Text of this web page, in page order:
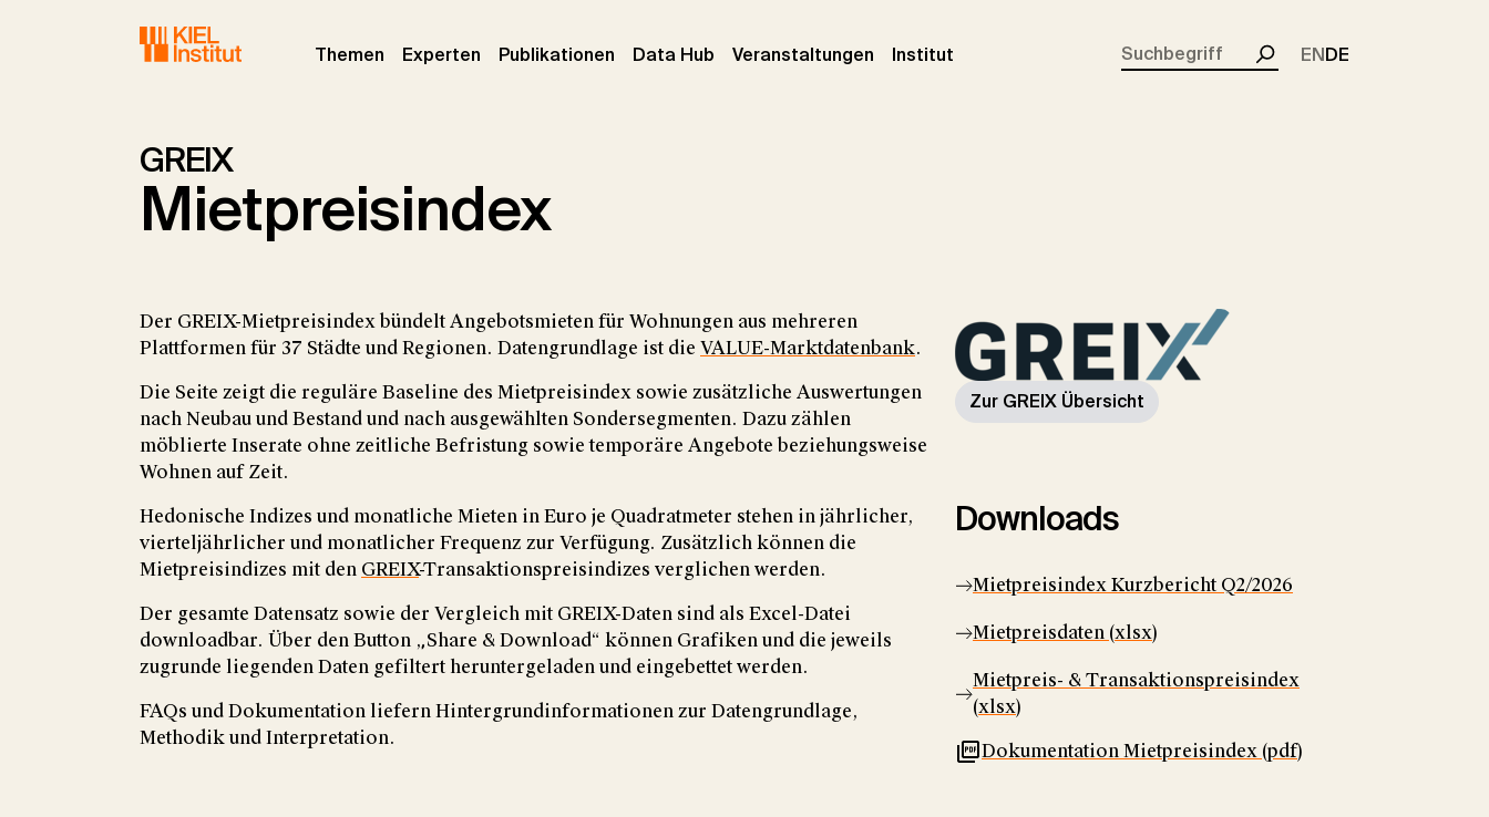
Themen (current)
Experten (current)
Publikationen (current)
Data Hub Veranstaltungen (current)
Institut
Suchen
ENDE
GREIX
Mietpreisindex
Der GREIX-Mietpreisindex bündelt Angebotsmieten für Wohnungen aus mehreren
Plattformen für 37 Städte und Regionen. Datengrundlage ist die VALUE-Marktdatenbank.
Die Seite zeigt die reguläre Baseline des Mietpreisindex sowie zusätzliche Auswertungen
nach Neubau und Bestand und nach ausgewählten Sondersegmenten. Dazu zählen
möblierte Inserate ohne zeitliche Befristung sowie temporäre Angebote beziehungsweise
Wohnen auf Zeit.
Hedonische Indizes und monatliche Mieten in Euro je Quadratmeter stehen in jährlicher,
vierteljährlicher und monatlicher Frequenz zur Verfügung. Zusätzlich können die
Mietpreisindizes mit den GREIX-Transaktionspreisindizes verglichen werden.
Der gesamte Datensatz sowie der Vergleich mit GREIX-Daten sind als Excel-Datei
downloadbar. Über den Button „Share & Download“ können Grafiken und die jeweils
zugrunde liegenden Daten gefiltert heruntergeladen und eingebettet werden.
FAQs und Dokumentation liefern Hintergrundinformationen zur Datengrundlage,
Methodik und Interpretation.
Zur GREIX Übersicht
Downloads
Mietpreisindex Kurzbericht Q2/2026
Mietpreisdaten (xlsx)
Mietpreis- & Transaktionspreisindex
(xlsx)
Dokumentation Mietpreisindex (pdf)